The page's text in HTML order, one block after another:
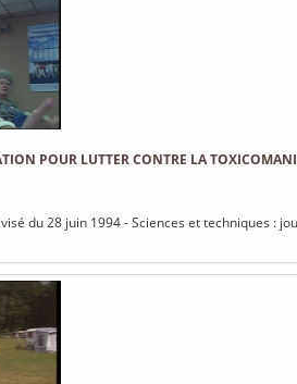
POUR LUTTER CONTRE LA
du 28 juin 1994 - Sciences et techniques :